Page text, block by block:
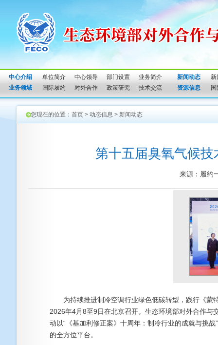
中心介绍 单位简介 中心领导 部门设置
业务简介
业务领域
国际履约 对外合作 政策研究 技术交流
新闻动态
新
资源信息
您现在的位置： 首页 > 动态信息 > 新闻动态
第十五届臭氧气候
来源：履
为持续推进制冷空调行业绿色低碳转型，践行《蒙
2026年4月8至9日在北京召开。生态环境部对外合作
动以“《基加利修正案》十周年：制冷行业的成就与挑
的全方位平台。